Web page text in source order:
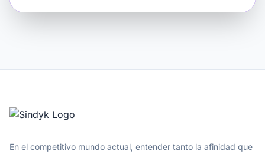
En el competitivo mundo actual, entender tanto la afinidad que